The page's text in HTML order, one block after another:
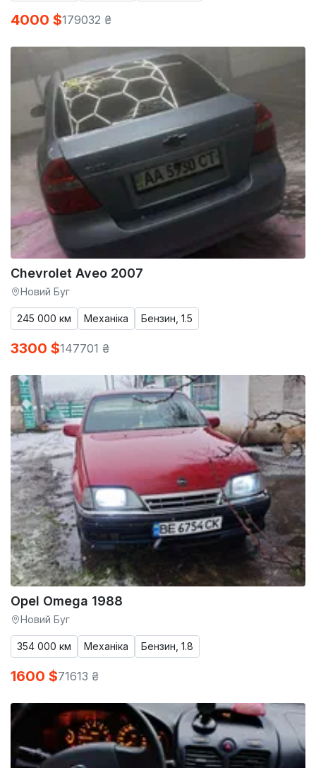
4000 $179032 ₴
Chevrolet Aveo 2007
Новий Буг
245 000 км Механіка Бензин, 1.5
3300 $147701 ₴
Opel Omega 1988
Новий Буг
354 000 км Механіка Бензин, 1.8
1600 $71613 ₴